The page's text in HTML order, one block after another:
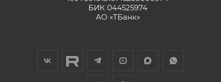
БИК 044525974
АО «ТБанк»